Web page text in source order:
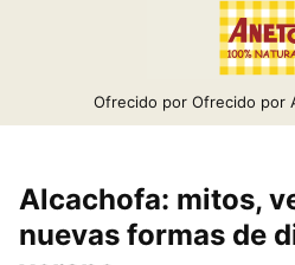
Ofrecido por Ofrecido por
Alcachofa: mitos,
nuevas formas de